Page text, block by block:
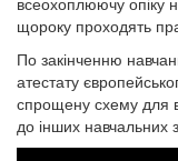
щороку проходять
По закінченню
атестату
спрощену схему для
до інших навчальних